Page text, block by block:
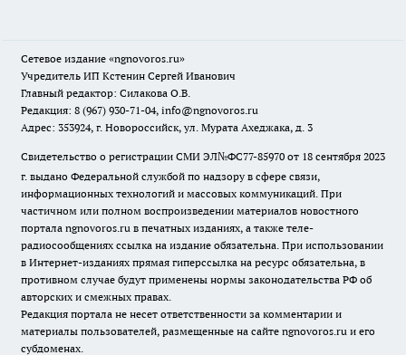
Сетевое издание «ngnovoros.ru»
Учредитель ИП Кстенин Сергей Иванович
Главный редактор: Силакова О.В.
Редакция: 8 (967) 930-71-04, info@ngnovoros.ru
Адрес: 353924, г. Новороссийск, ул. Мурата Ахеджака, д. 3
Свидетельство о регистрации СМИ ЭЛ№ФС77-85970 от 18 сентября 2023
г. выдано Федеральной службой по надзору в сфере связи,
информационных технологий и массовых коммуникаций. При
частичном или полном воспроизведении материалов новостного
портала ngnovoros.ru в печатных изданиях, а также теле-
радиосообщениях ссылка на издание обязательна. При использовании
в Интернет-изданиях прямая гиперссылка на ресурс обязательна, в
противном случае будут применены нормы законодательства РФ об
авторских и смежных правах.
Редакция портала не несет ответственности за комментарии и
материалы пользователей, размещенные на сайте ngnovoros.ru и его
субдоменах.